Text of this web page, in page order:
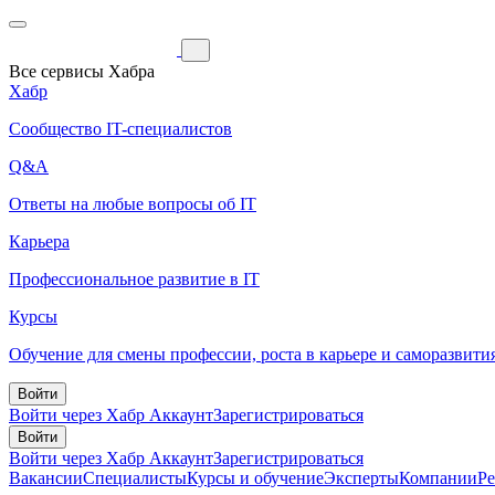
Все сервисы Хабра
Хабр
Сообщество IT-специалистов
Q&A
Ответы на любые вопросы об IT
Карьера
Профессиональное развитие в IT
Курсы
Обучение для смены профессии, роста в карьере и
Войти
Войти через Хабр АккаунтЗарегистрироваться
Войти
Войти через Хабр АккаунтЗарегистрироваться
ВакансииСпециалистыКурсы и обучениеЭкспертыКомпании